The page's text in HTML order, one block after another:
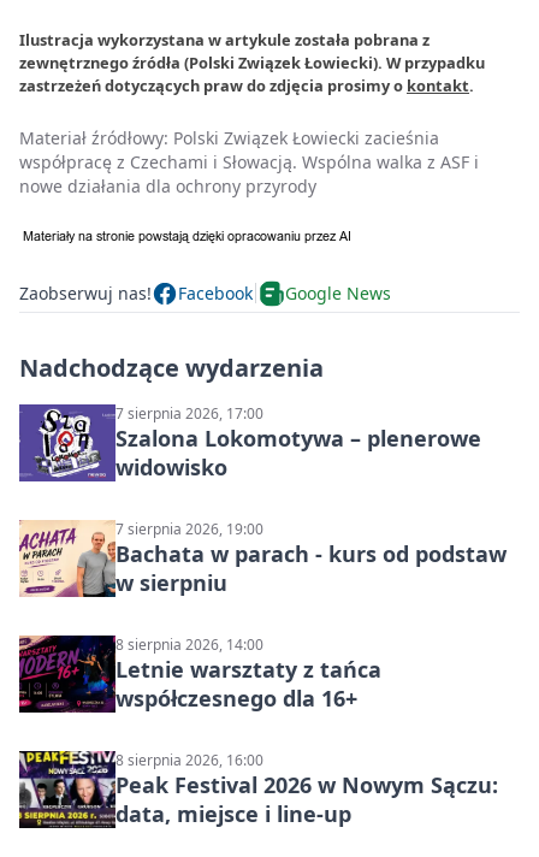
Ilustracja wykorzystana w artykule została pobrana z
zewnętrznego źródła (Polski Związek Łowiecki). W przypadku
zastrzeżeń dotyczących praw do zdjęcia prosimy o kontakt.
Materiał źródłowy: Polski Związek Łowiecki zacieśnia
współpracę z Czechami i Słowacją. Wspólna walka z ASF i
nowe działania dla ochrony przyrody
Zaobserwuj nas! Facebook Google News
Nadchodzące wydarzenia
7 sierpnia 2026, 17:00
Szalona Lokomotywa – plenerowe
widowisko
7 sierpnia 2026, 19:00
Bachata w parach - kurs od podstaw
w sierpniu
8 sierpnia 2026, 14:00
Letnie warsztaty z tańca
współczesnego dla 16+
8 sierpnia 2026, 16:00
Peak Festival 2026 w Nowym Sączu:
data, miejsce i line-up